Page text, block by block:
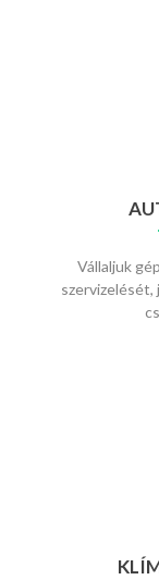
Vállaljuk